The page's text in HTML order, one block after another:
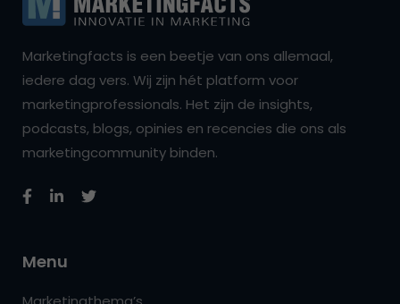
Marketingfacts is een beetje van ons allemaal,
iedere dag vers. Wij zijn hét platform voor
marketingprofessionals. Het zijn de insights,
podcasts, blogs, opinies en recencies die ons als
marketingcommunity binden.
Menu